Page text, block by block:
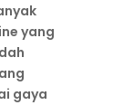
yang
gaya